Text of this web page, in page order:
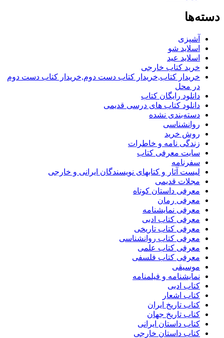
دسته‌ها
آشپزی
اسلاید شو
اسلاید عید
خرید کتاب خارجی
خریدار کتاب,خریدار کتاب دست دوم,خریدار کتاب دست دوم
در محل
دانلود رایگان کتاب
دانلود کتاب های درسی قدیمی
دسته‌بندی نشده
روانشناسی
روش خرید
زندگی نامه و خاطرات
سایت معرفی کتاب
سفرنامه
لیست آثار و کتابهای نویسندگان ایرانی و خارجی
مجلات قدیمی
معرفی داستان کوتاه
معرفی رمان
معرفی نمایشنامه
معرفی کتاب ادبی
معرفی کتاب تاریخی
معرفی کتاب روانشناسی
معرفی کتاب علمی
معرفی کتاب فلسفی
موسیقی
نمایشنامه و فیلمنامه
کتاب ادبی
کتاب اشعار
کتاب تاریخ ایران
کتاب تاریخ جهان
کتاب داستان ایرانی
کتاب داستان خارجی